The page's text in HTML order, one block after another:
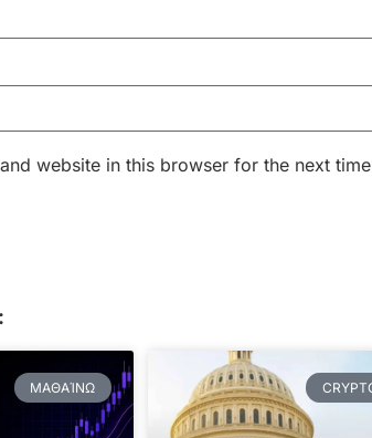
website in this browser for the next
ΜΑΘΑΊΝΩ